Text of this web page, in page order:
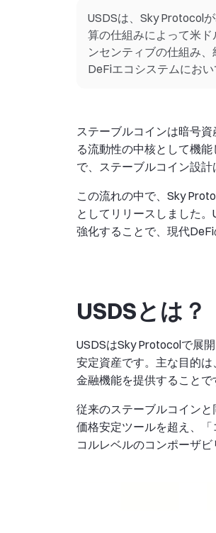
USDSは、Sky Protocol
算の仕組みによって米
ンセンティブの仕組み
DeFiエコシステムにお
ステーブルコインは暗号
る流動性の中核として機
で、ステーブルコイン設
この流れの中で、Sky
としてリリースしました
強化することで、現代
USDSとは？
USDSはSky Protocolで展
安定資産です。主な目的
金融機能を提供することで
従来のステーブルコイン
価格安定ツールを超え、
コルレベルのコンポーザビ